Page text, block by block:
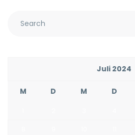
Juli 2024
M D M D